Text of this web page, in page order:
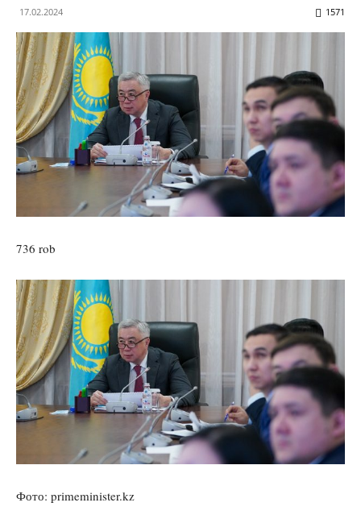
17.02.2024 1571
736 rob
Фото: primeminister.kz